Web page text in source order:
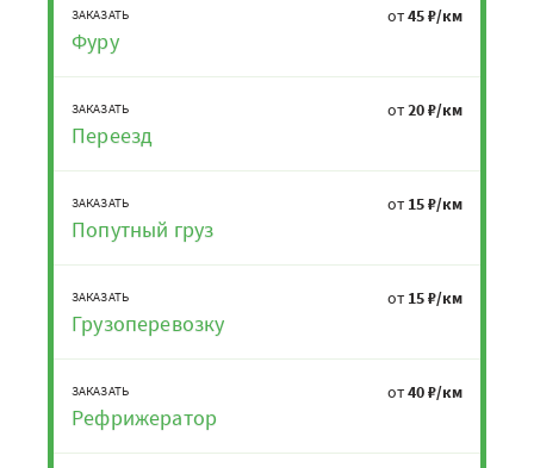
ЗАКАЗАТЬ
Фуру
от45 ₽/км
ЗАКАЗАТЬ
Переезд
от20 ₽/км
ЗАКАЗАТЬ
Попутный груз
от 15 ₽/км
ЗАКАЗАТЬ
Грузоперевозку
от 15 ₽/км
ЗАКАЗАТЬ
Рефрижератор
от40 ₽/км